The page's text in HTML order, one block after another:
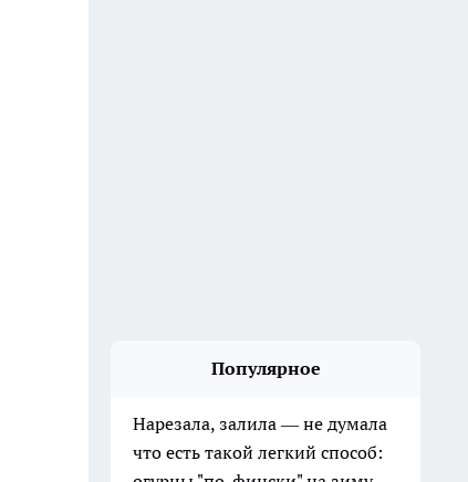
Популярное
Нарезала, залила — не думала
что есть такой легкий способ: